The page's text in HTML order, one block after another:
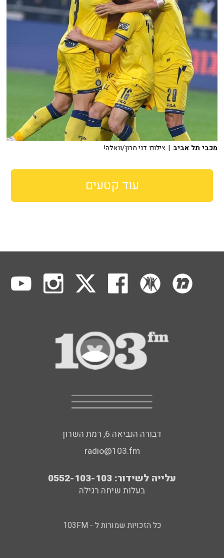
מכבי תל אביב | צילום: דני מרון/וואלה!
עוד קטעים
דבורה הנביאה 6, רמת השרון
radio@103.fm
עלייה לשידור: 0552-103-103
בעלות שיחה רגילה
כל הזכויות שמורות ל - 103FM